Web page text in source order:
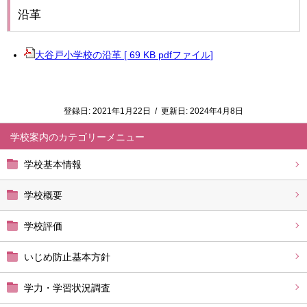
学校案内
学校基本情報
学校概要
学校評価
いじめ防止基本方針
学力・学習状況調査
沿革
大谷戸小学校の沿革 [ 69 KB pdfファイル]
登録日: 2021年1月22日 / 更新日: 2024年4月8日